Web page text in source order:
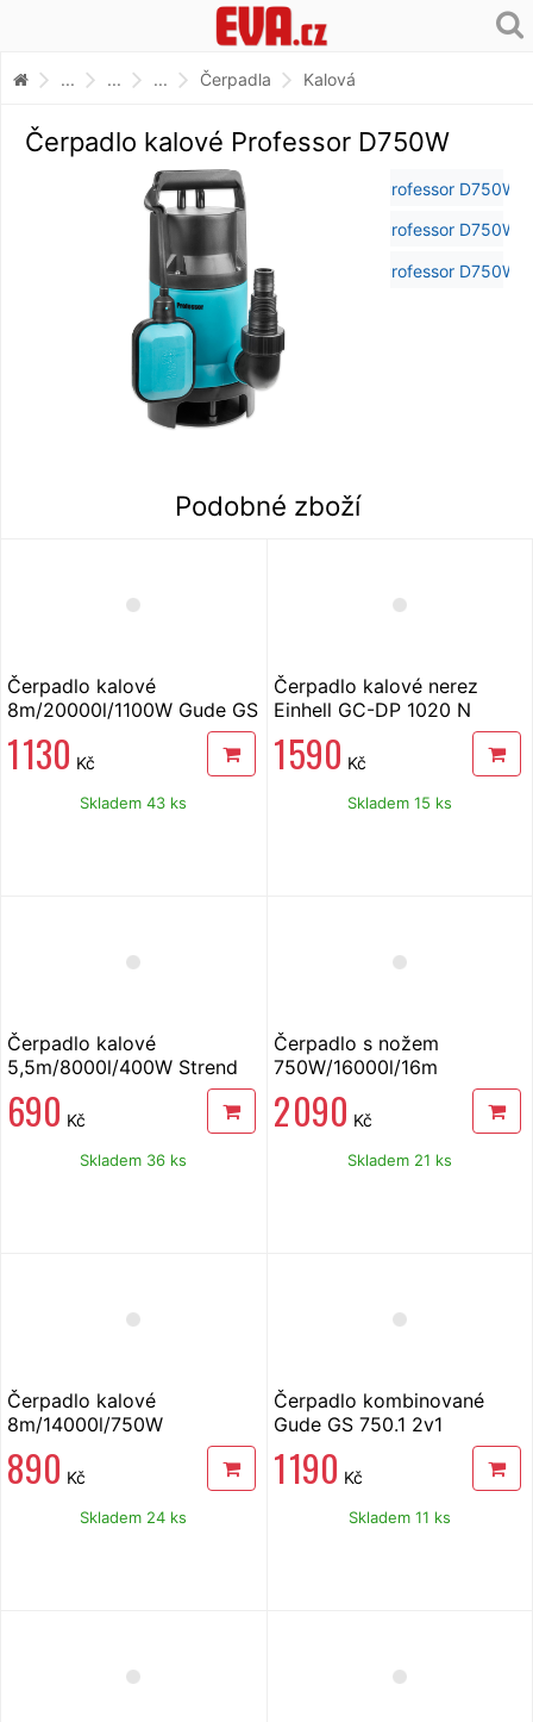
... ... ... Čerpadla Kalová
Čerpadlo kalové Professor D750W
Podobné zboží
Čerpadlo kalové
8m/20000l/1100W Gude GS
1 130 Kč
Skladem 43 ks
Čerpadlo kalové nerez
Einhell GC-DP 1020 N
1 590 Kč
Skladem 15 ks
Čerpadlo kalové
5,5m/8000l/400W Strend
690 Kč
Skladem 36 ks
Čerpadlo s nožem
750W/16000l/16m
2 090 Kč
Skladem 21 ks
Čerpadlo kalové
8m/14000l/750W
890 Kč
Skladem 24 ks
Čerpadlo kombinované
Gude GS 750.1 2v1
1 190 Kč
Skladem 11 ks